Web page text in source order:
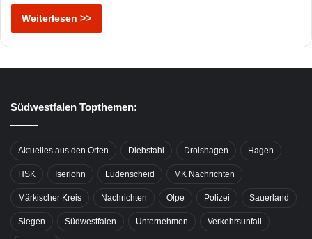
Weiterlesen >>
Südwestfalen Topthemen:
Aktuelles aus den Orten Diebstahl Drolshagen Hagen
HSK Iserlohn Lüdenscheid MK Nachrichten
Märkischer Kreis Nachrichten Olpe Polizei Sauerland
Siegen Südwestfalen Unternehmen Verkehrsunfall